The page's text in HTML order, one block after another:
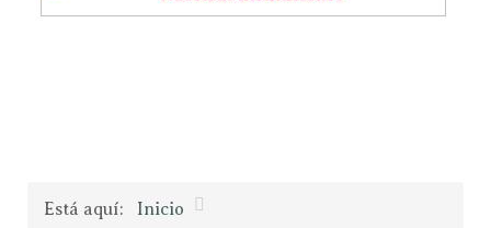
Está aquí:
Inicio